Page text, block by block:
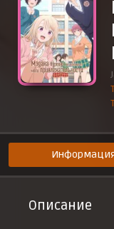
Он и лучшая
4 марта 2025 г.
Он и парк
11 марта 2025 г.
Он — и больше
18 марта 2025 г.
Он — и первая
Описание